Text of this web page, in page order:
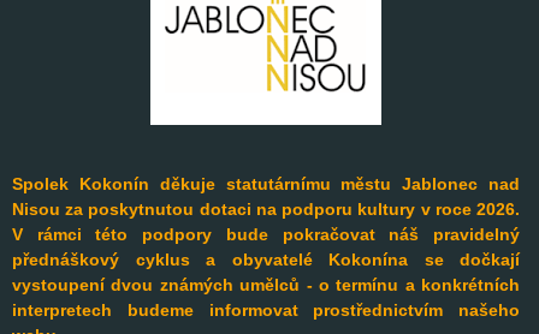
Spolek Kokonín děkuje statutárnímu městu Jablonec nad
Nisou za poskytnutou dotaci na podporu kultury v roce 2026.
V rámci této podpory bude pokračovat náš pravidelný
přednáškový cyklus a obyvatelé Kokonína se dočkají
vystoupení dvou známých umělců - o termínu a konkrétních
interpretech budeme informovat prostřednictvím našeho